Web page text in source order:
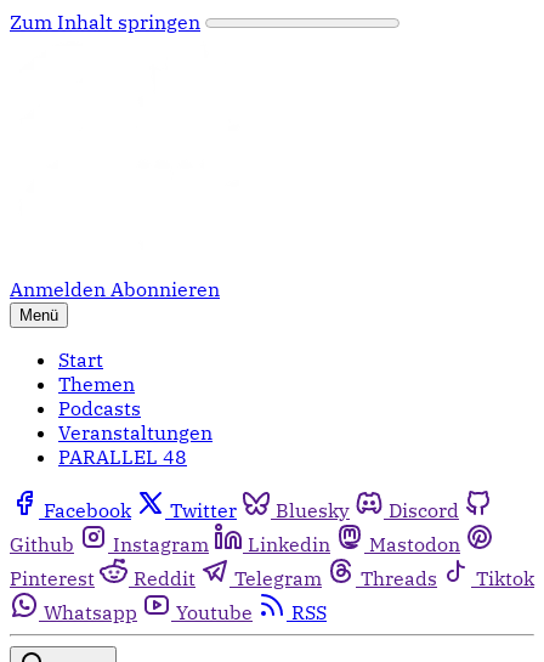
Zum Inhalt springen
Anmelden Abonnieren
Menü
Start
Themen
Podcasts
Veranstaltungen
PARALLEL 48
Facebook Twitter Bluesky
Discord
Github
Instagram Linkedin
Mastodon
Pinterest
Reddit Telegram Threads
Tiktok
Whatsapp
Youtube RSS